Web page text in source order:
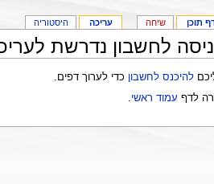
לחשבון נדרשת
להיכנס לחשבון כדי לערוך דפים.
לדף עמוד ראשי
תוכן שיחה עריכה היסטוריה